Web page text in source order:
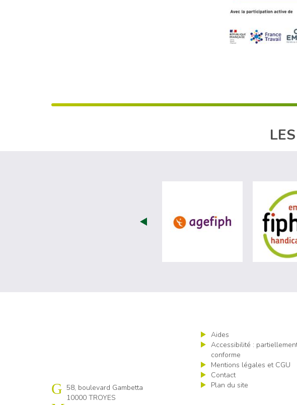
visiter les site de
Cap emploi 10
58, boulevard Gambetta
10000 TROYES
Aides
Accessibilité :
conforme
Mentions légales et CGU
Contact
Plan du site